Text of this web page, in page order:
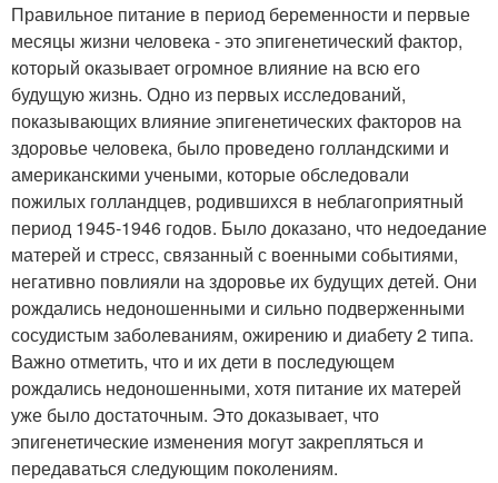
Правильное питание в период беременности и первые
месяцы жизни человека - это эпигенетический фактор,
который оказывает огромное влияние на всю его
будущую жизнь. Одно из первых исследований,
показывающих влияние эпигенетических факторов на
здоровье человека, было проведено голландскими и
американскими учеными, которые обследовали
пожилых голландцев, родившихся в неблагоприятный
период 1945-1946 годов. Было доказано, что недоедание
матерей и стресс, связанный с военными событиями,
негативно повлияли на здоровье их будущих детей. Они
рождались недоношенными и сильно подверженными
сосудистым заболеваниям, ожирению и диабету 2 типа.
Важно отметить, что и их дети в последующем
рождались недоношенными, хотя питание их матерей
уже было достаточным. Это доказывает, что
эпигенетические изменения могут закрепляться и
передаваться следующим поколениям.